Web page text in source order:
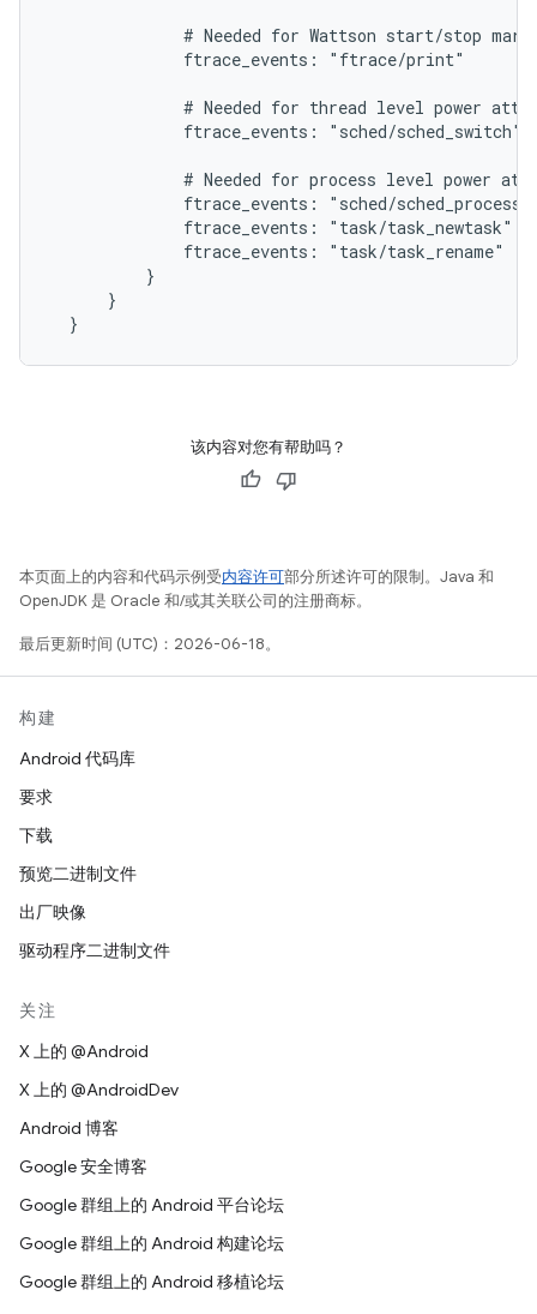
# Needed for Wattson start/stop
              ftrace_events: "ftrace/print"
# Needed for thread level power
              ftrace_events: "sched/sched_switch"
# Needed for process level power
ftrace_events: "sched/
              ftrace_events: "task/task_newtask"
              ftrace_events: "task/task_rename"
          }
      }
该内容对您有帮助吗？
本页面上的内容和代码示例受内容许可部分所述许可的限制。Java 和
OpenJDK 是 Oracle 和/或其关联公司的注册商标。
最后更新时间 (UTC)：2026-06-18。
构建
Android 代码库
要求
下载
预览二进制文件
出厂映像
驱动程序二进制文件
关注
X 上的 @Android
X 上的 @AndroidDev
Android 博客
Google 安全博客
Google 群组上的 Android 平台论坛
Google 群组上的 Android 构建论坛
Google 群组上的 Android 移植论坛